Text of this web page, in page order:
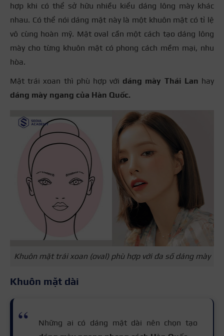
hợp khi có thể sở hữu nhiều kiểu dáng lông mày khác
nhau. Có thể nói dáng mặt này là một khuôn mặt có tỉ lệ
vô cùng hoàn mỹ. Mặt oval cần một cách tạo dáng lông
mày cho từng khuôn mặt có phong cách mềm mại, nhu
hòa.
Mặt trái xoan thì phù hợp với dáng mày Thái Lan hay
dáng mày ngang của Hàn Quốc.
Khuôn mặt trái xoan (oval) phù hợp với đa số dáng mày
Khuôn mặt dài
Những ai có dáng mặt dài nên chọn tạo